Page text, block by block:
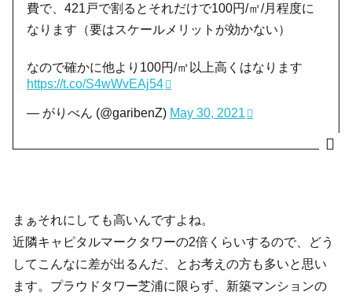
費で、421戸で割るとそれだけで100円/㎡/月程度に
なります（要はスケールメリットが効かない）
なので確かに他より100円/㎡以上高くはなります
https://t.co/S4wWvEAj54
— がりべん (@garibenZ) May 30, 2021
まぁそれにしても高いんですよね。
近隣キャピタルマークタワーの2倍くらいするので、どう
してこんなに差が出るんだ、とお考えの方も多いと思い
ます。プラウドタワー芝浦に限らず、新築マンションの